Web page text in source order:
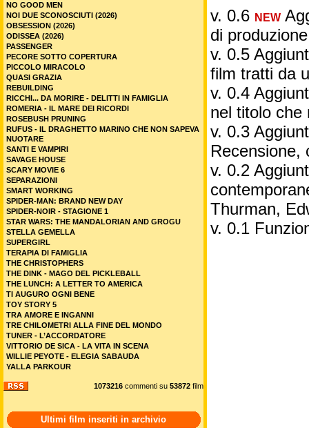
v. 0.6 NEW
di
v. 0.5
film tratti da
v. 0.4
nel titolo che
v. 0.3
Recensione,
v. 0.2
Thurman,
v. 0.1
NO GOOD MEN
NOI DUE SCONOSCIUTI (2026)
OBSESSION (2026)
ODISSEA (2026)
PASSENGER
PECORE SOTTO COPERTURA
PICCOLO MIRACOLO
QUASI GRAZIA
REBUILDING
RICCHI... DA MORIRE - DELITTI IN FAMIGLIA
ROMERIA - IL MARE DEI RICORDI
ROSEBUSH PRUNING
RUFUS - IL DRAGHETTO MARINO CHE NON SAPEVA
NUOTARE
SANTI E VAMPIRI
SAVAGE HOUSE
SCARY MOVIE 6
SEPARAZIONI
SMART WORKING
SPIDER-MAN: BRAND NEW DAY
SPIDER-NOIR - STAGIONE 1
STAR WARS: THE MANDALORIAN AND GROGU
STELLA GEMELLA
SUPERGIRL
TERAPIA DI FAMIGLIA
THE CHRISTOPHERS
THE DINK - MAGO DEL PICKLEBALL
THE LUNCH: A LETTER TO AMERICA
TI AUGURO OGNI BENE
TOY STORY 5
TRA AMORE E INGANNI
TRE CHILOMETRI ALLA FINE DEL MONDO
TUNER - L’ACCORDATORE
VITTORIO DE SICA - LA VITA IN SCENA
WILLIE PEYOTE - ELEGIA SABAUDA
YALLA PARKOUR
1073216 commenti su 53872 film
Ultimi film inseriti in archivio